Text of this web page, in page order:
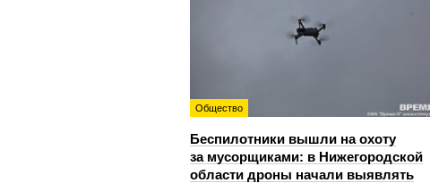
Общество
Беспилотники вышли на охоту
за мусорщиками: в Нижегородской
области дроны начали выявлять